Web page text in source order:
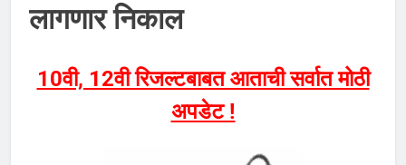
लागणार निकाल
10वी, 12वी रिजल्टबाबत आताची सर्वात मोठी
अपडेट !